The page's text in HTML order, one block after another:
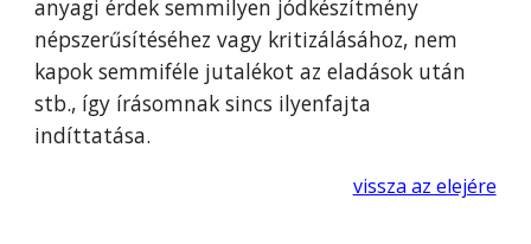
anyagi érdek semmilyen jódkészítmény
népszerűsítéséhez vagy kritizálásához, nem
kapok semmiféle jutalékot az eladások után
stb., így írásomnak sincs ilyenfajta
indíttatása.
vissza az elejére